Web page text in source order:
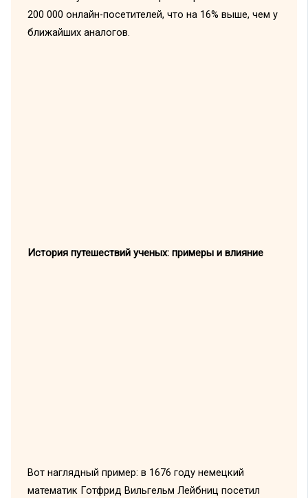
200 000 онлайн-посетителей, что на 16% выше, чем у
ближайших аналогов.
История путешествий ученых: примеры и влияние
Вот наглядный пример: в 1676 году немецкий
математик Готфрид Вильгельм Лейбниц посетил